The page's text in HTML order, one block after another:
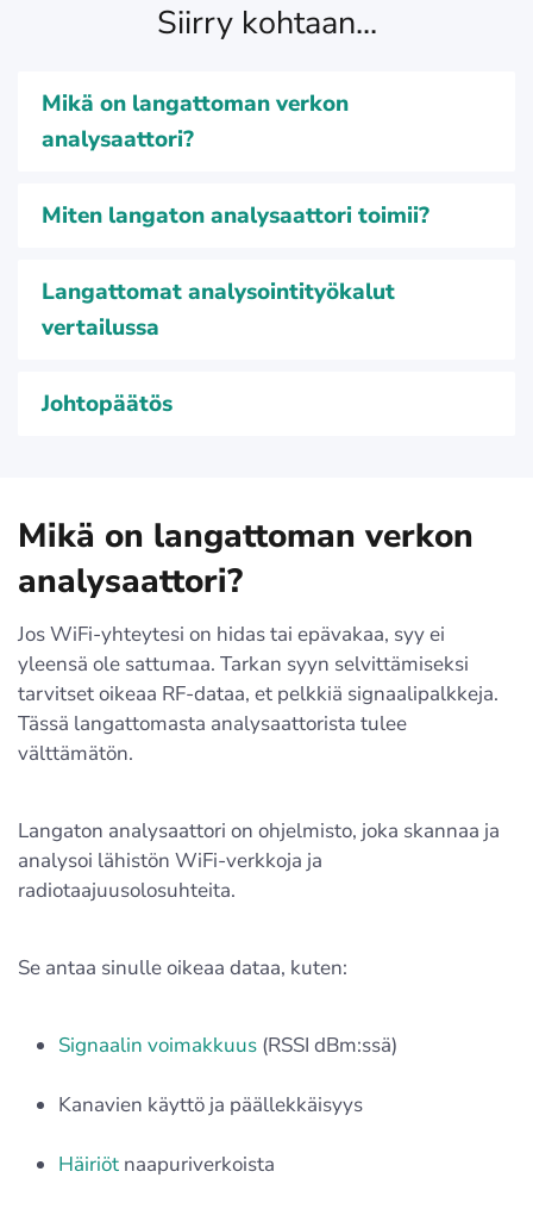
Siirry kohtaan...
Mikä on langattoman verkon
analysaattori?
Miten langaton analysaattori toimii?
Langattomat analysointityökalut
vertailussa
Johtopäätös
Mikä on langattoman verkon
analysaattori?
Jos WiFi-yhteytesi on hidas tai epävakaa, syy ei
yleensä ole sattumaa. Tarkan syyn selvittämiseksi
tarvitset oikeaa RF-dataa, et pelkkiä signaalipalkkeja.
Tässä langattomasta analysaattorista tulee
välttämätön.
Langaton analysaattori on ohjelmisto, joka skannaa ja
analysoi lähistön WiFi-verkkoja ja
radiotaajuusolosuhteita.
Se antaa sinulle oikeaa dataa, kuten:
Signaalin voimakkuus (RSSI dBm:ssä)
Kanavien käyttö ja päällekkäisyys
Häiriöt naapuriverkoista